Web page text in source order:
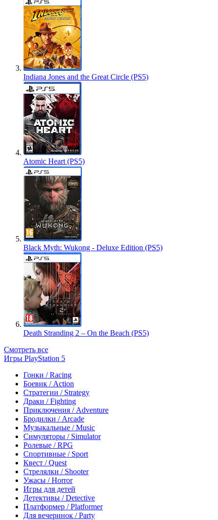
Indiana Jones and the Great Circle (PS5)
Atomic Heart (PS5)
Black Myth: Wukong - Deluxe Edition (PS5)
Death Stranding 2 – On the Beach (PS5)
Смотреть все
Игры PlayStation 5
Гонки / Racing
Боевик / Action
Стратегии / Strategy
Драки / Fighting
Приключения / Adventure
Бродилки / Arcade
Музыкальные / Music
Симуляторы / Simulator
Ролевые / RPG
Спортивные / Sport
Квест / Quest
Стрелялки / Shooter
Ужасы / Horror
Игры для детей
Детективы / Detective
Платформер / Platformer
Для вечеринок / Party